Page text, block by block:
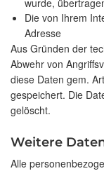
wurde,
Die von Ihrem
Adresse
Aus Gründen der
Abwehr von
diese Daten gem.
gespeichert. Die
gelöscht.
Weitere
Alle